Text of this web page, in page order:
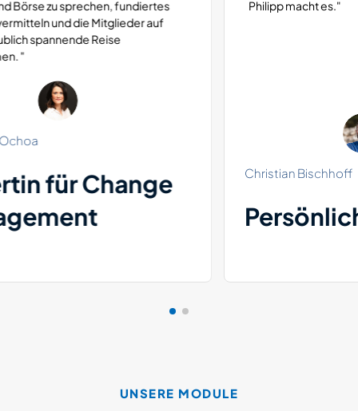
Philipp macht es."
Christian Bischhoff
Persönlichkeitstrainer
UNSERE MODULE